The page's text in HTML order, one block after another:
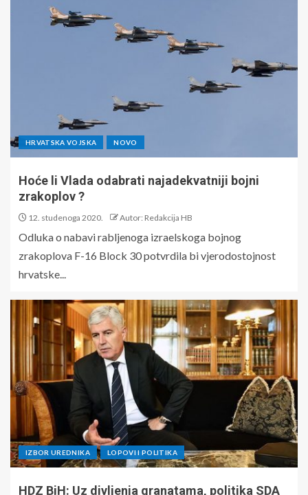
HRVATSKA VOJSKA NOVO
Hoće li Vlada odabrati najadekvatniji bojni
zrakoplov ?
12. studenoga 2020. Autor: Redakcija HB
Odluka o nabavi rabljenoga izraelskoga bojnog
zrakoplova F-16 Block 30 potvrdila bi vjerodostojnost
hrvatske...
IZBOR UREDNIKA LOPOVI I POLITIKA
HDZ BiH: Uz divljenja granatama, politika SDA